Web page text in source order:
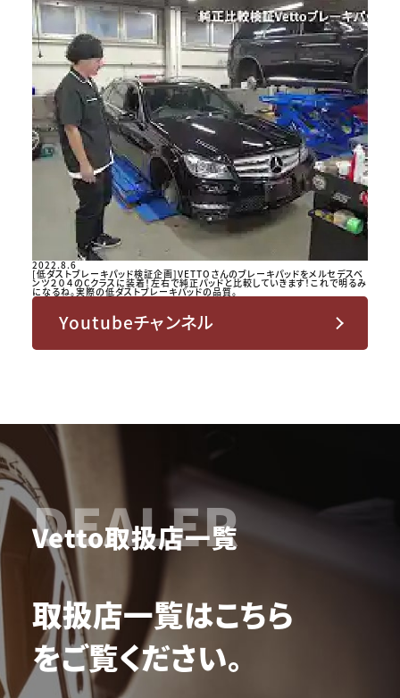
2022.8.6
[低ダストブレーキパッド検証企画]VETTOさんのブレーキパッドをメルセデスベ
ンツ２０４のCクラスに装着！左右で純正パッドと比較していきます！これで明るみ
になるね。実際の低ダストブレーキパッドの品質。
Youtubeチャンネル
DEALER
Vetto取扱店一覧
取扱店一覧はこちら
をご覧ください。